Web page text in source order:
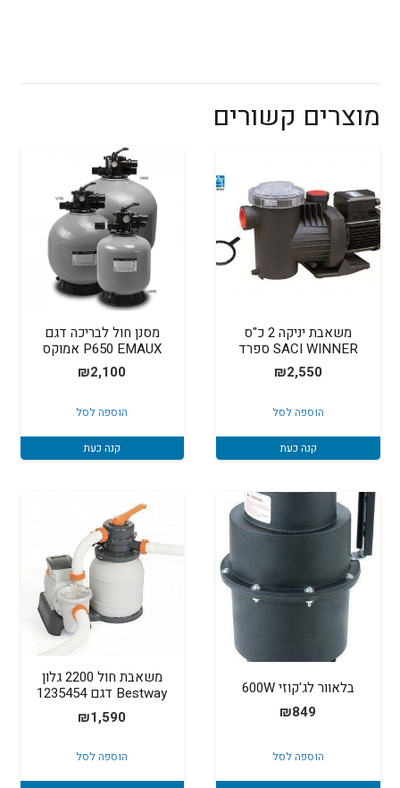
מוצרים קשורים
משאבת יניקה 2 כ"ס
SACI WINNER ספרד
₪2,550
הוספה לסל
קנה כעת
מסנן חול לבריכה דגם
P650 EMAUX אמוקס
₪2,100
הוספה לסל
קנה כעת
בלאוור לג'קוזי 600W
₪849
הוספה לסל
משאבת חול 2200 גלון
Bestway דגם 1235454
₪1,590
הוספה לסל